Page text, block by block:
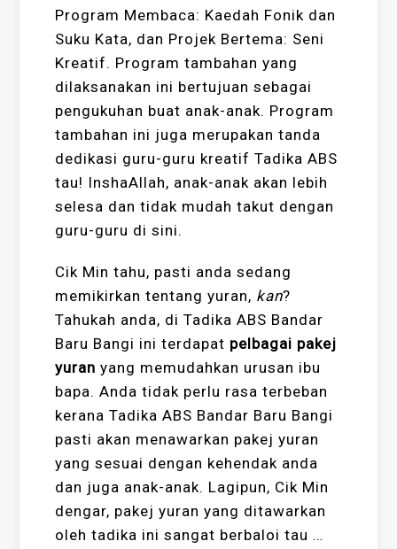
Program Membaca: Kaedah Fonik dan
Suku Kata, dan Projek Bertema: Seni
Kreatif. Program tambahan yang
dilaksanakan ini bertujuan sebagai
pengukuhan buat anak-anak. Program
tambahan ini juga merupakan tanda
dedikasi guru-guru kreatif Tadika ABS
tau! InshaAllah, anak-anak akan lebih
selesa dan tidak mudah takut dengan
guru-guru di sini.
Cik Min tahu, pasti anda sedang
memikirkan tentang yuran, kan?
Tahukah anda, di Tadika ABS Bandar
Baru Bangi ini terdapat pelbagai pakej
yuranyang memudahkan urusan ibu
bapa. Anda tidak perlu rasa terbeban
kerana Tadika ABS Bandar Baru Bangi
pasti akan menawarkan pakej yuran
yang sesuai dengan kehendak anda
dan juga anak-anak. Lagipun, Cik Min
dengar, pakej yuran yang ditawarkan
oleh tadika ini sangat berbaloi tau …